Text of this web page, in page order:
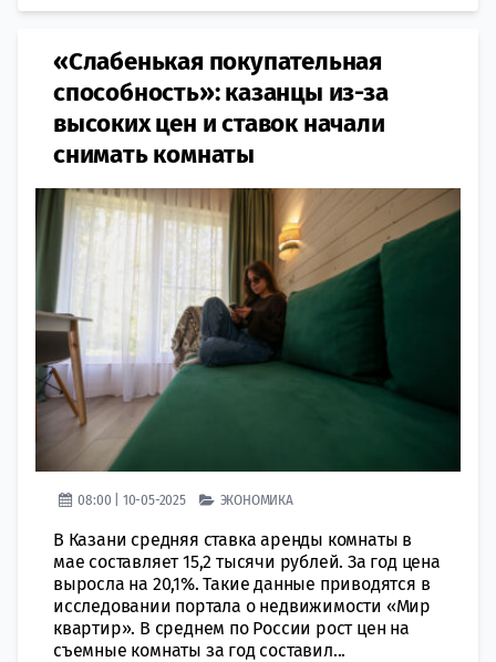
«Слабенькая покупательная
способность»: казанцы из-за
высоких цен и ставок начали
снимать комнаты
08:00 | 10-05-2025 ЭКОНОМИКА
В Казани средняя ставка аренды комнаты в
мае составляет 15,2 тысячи рублей. За год цена
выросла на 20,1%. Такие данные приводятся в
исследовании портала о недвижимости «Мир
квартир». В среднем по России рост цен на
съемные комнаты за год составил...